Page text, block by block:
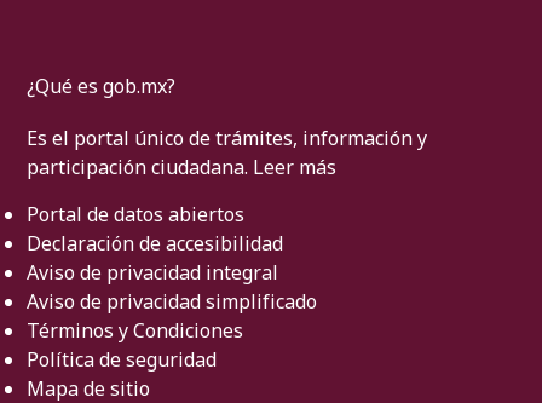
¿Qué es gob.mx?
Es el portal único de trámites, información y
participación ciudadana. Leer más
Portal de datos abiertos
Declaración de accesibilidad
Aviso de privacidad integral
Aviso de privacidad simplificado
Términos y Condiciones
Política de seguridad
Mapa de sitio